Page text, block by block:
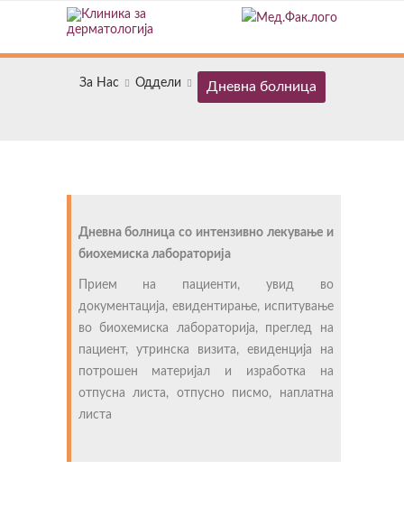
За Нас Оддели Дневна болница
Дневна болница со интензивно лекување и
биохемиска лабораторија
Прием на пациенти, увид во
документација, евидентирање, испитување
во биохемиска лабораторија, преглед на
пациент, утринска визита, евиденција на
потрошен материјал и изработка на
отпусна листа, отпусно писмо, наплатна
листа